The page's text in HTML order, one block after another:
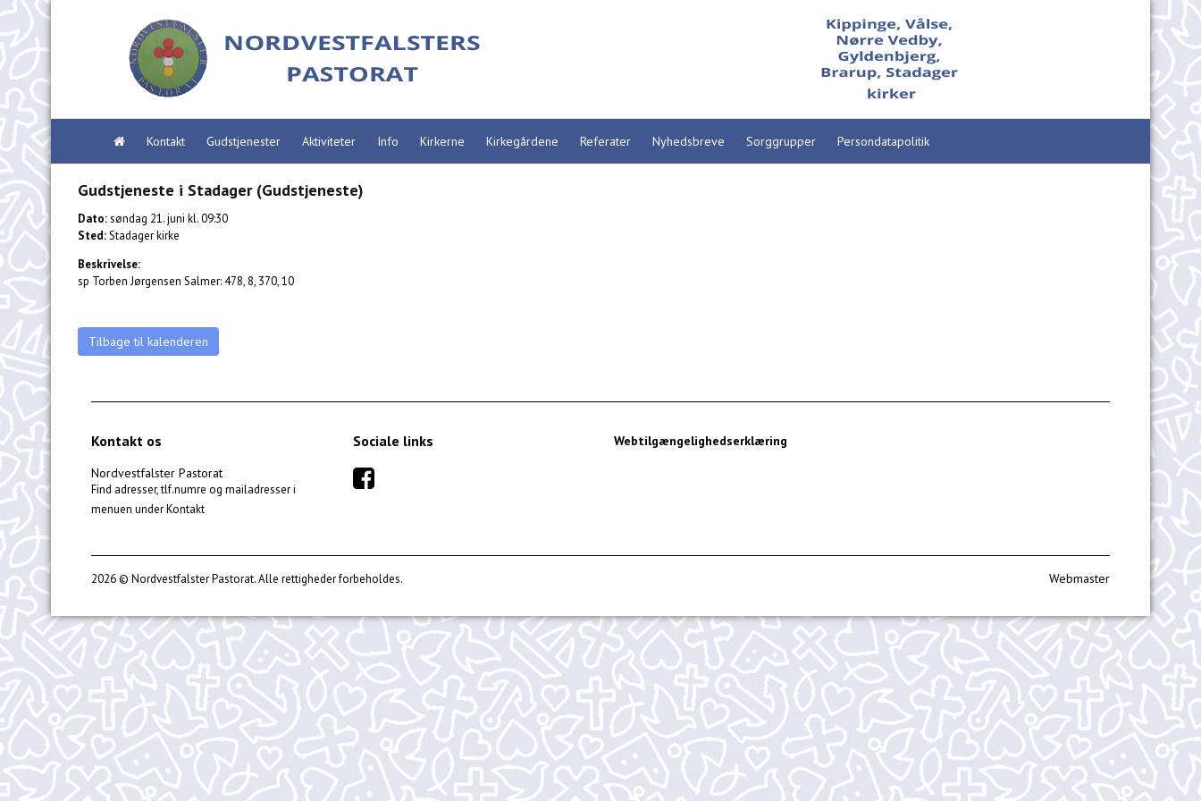
Kontakt Gudstjenester Aktiviteter Info Kirkerne Kirkegårdene Referater Nyhedsbreve Sorggrupper Persondatapolitik
Gudstjeneste i Stadager (Gudstjeneste)
Dato:søndag 21. juni kl. 09:30
Sted:Stadager kirke
Beskrivelse:
sp Torben Jørgensen Salmer: 478, 8, 370, 10
Tilbage til kalenderen
Kontakt os
Nordvestfalster Pastorat
Find adresser, tlf.numre og mailadresser i
menuen under Kontakt
Sociale links Webtilgængelighedserklæring
2026 © Nordvestfalster Pastorat. Alle rettigheder forbeholdes. Webmaster